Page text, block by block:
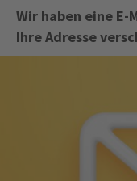
Wir haben eine
Ihre Adresse